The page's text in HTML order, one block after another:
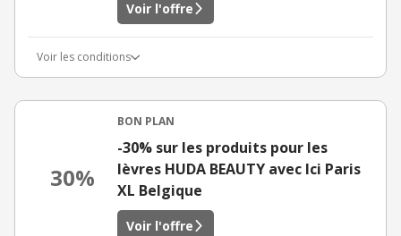
Voir l'offre
Voir les conditions
30%
BON PLAN
-30% sur les produits pour les
lèvres HUDA BEAUTY avec Ici Paris
XL Belgique
Voir l'offre